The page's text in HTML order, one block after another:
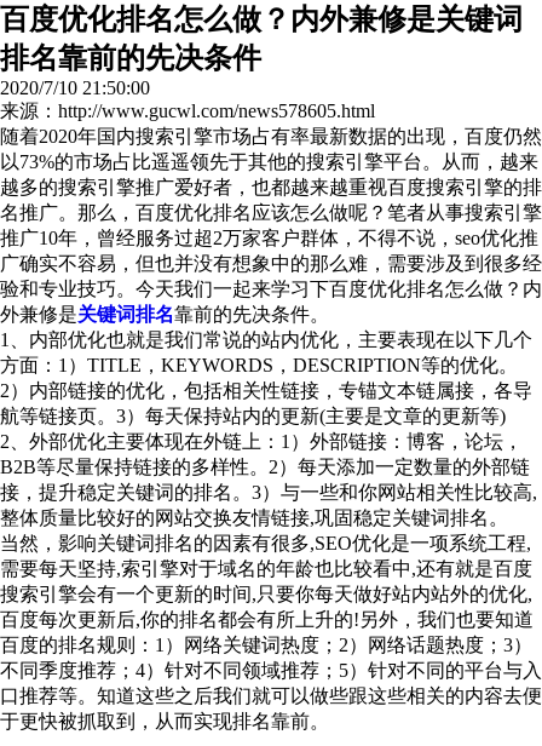
百度优化排名怎么做？内外兼修是关键词
排名靠前的先决条件
2020/7/10 21:50:00
来源：http://www.gucwl.com/news578605.html
随着2020年国内搜索引擎市场占有率最新数据的出现，百度仍然
以73%的市场占比遥遥领先于其他的搜索引擎平台。从而，越来
越多的搜索引擎推广爱好者，也都越来越重视百度搜索引擎的排
名推广。那么，百度优化排名应该怎么做呢？笔者从事搜索引擎
推广10年，曾经服务过超2万家客户群体，不得不说，seo优化推
广确实不容易，但也并没有想象中的那么难，需要涉及到很多经
验和专业技巧。今天我们一起来学习下百度优化排名怎么做？内
外兼修是关键词排名靠前的先决条件。
1、内部优化也就是我们常说的站内优化，主要表现在以下几个
方面：1）TITLE，KEYWORDS，DESCRIPTION等的优化。
2）内部链接的优化，包括相关性链接，专锚文本链属接，各导
航等链接页。3）每天保持站内的更新(主要是文章的更新等)
2、外部优化主要体现在外链上：1）外部链接：博客，论坛，
B2B等尽量保持链接的多样性。2）每天添加一定数量的外部链
接，提升稳定关键词的排名。3）与一些和你网站相关性比较高,
整体质量比较好的网站交换友情链接,巩固稳定关键词排名。
当然，影响关键词排名的因素有很多,SEO优化是一项系统工程,
需要每天坚持,索引擎对于域名的年龄也比较看中,还有就是百度
搜索引擎会有一个更新的时间,只要你每天做好站内站外的优化,
百度每次更新后,你的排名都会有所上升的!另外，我们也要知道
百度的排名规则：1）网络关键词热度；2）网络话题热度；3）
不同季度推荐；4）针对不同领域推荐；5）针对不同的平台与入
口推荐等。知道这些之后我们就可以做些跟这些相关的内容去便
于更快被抓取到，从而实现排名靠前。